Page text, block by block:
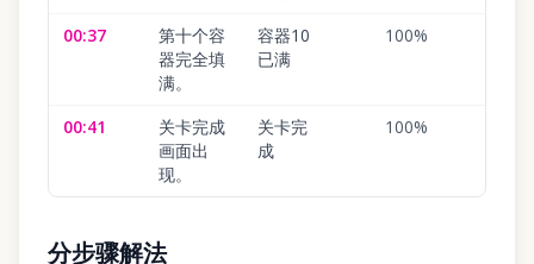
00:37
第十个容
器完全填
满。
容器10
已满
100%
00:41
关卡完成
画面出
现。
关卡完
成
100%
分步骤解法